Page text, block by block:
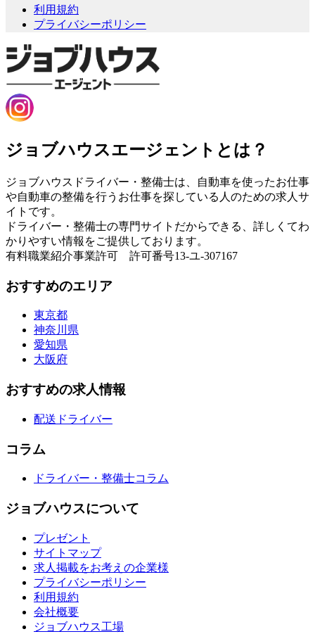
利用規約
プライバシーポリシー
ジョブハウスエージェントとは？
ジョブハウスドライバー・整備士は、自動車を使ったお仕事
や自動車の整備を行うお仕事を探している人のための求人サ
イトです。
ドライバー・整備士の専門サイトだからできる、詳しくてわ
かりやすい情報をご提供しております。
有料職業紹介事業許可 許可番号13-ユ-307167
おすすめのエリア
東京都
神奈川県
愛知県
大阪府
おすすめの求人情報
配送ドライバー
コラム
ドライバー・整備士コラム
ジョブハウスについて
プレゼント
サイトマップ
求人掲載をお考えの企業様
プライバシーポリシー
利用規約
会社概要
ジョブハウス工場